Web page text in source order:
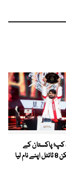
کپ؛ پاکستان کے
لیا